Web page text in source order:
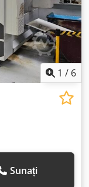
1 / 6
Sunați